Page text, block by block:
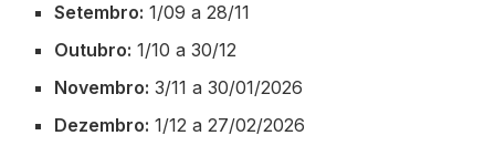
Setembro: 1/09 a 28/11
Outubro: 1/10 a 30/12
Novembro: 3/11 a 30/01/2026
Dezembro: 1/12 a 27/02/2026